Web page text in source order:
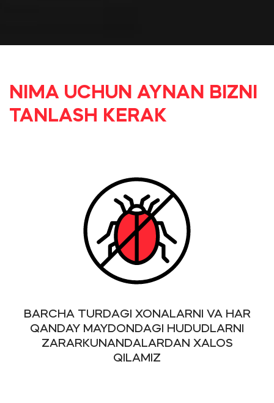
NIMA UCHUN AYNAN BIZNI
TANLASH KERAK
BARCHA TURDAGI XONALARNI VA HAR
QANDAY MAYDONDAGI HUDUDLARNI
ZARARKUNANDALARDAN XALOS
QILAMIZ